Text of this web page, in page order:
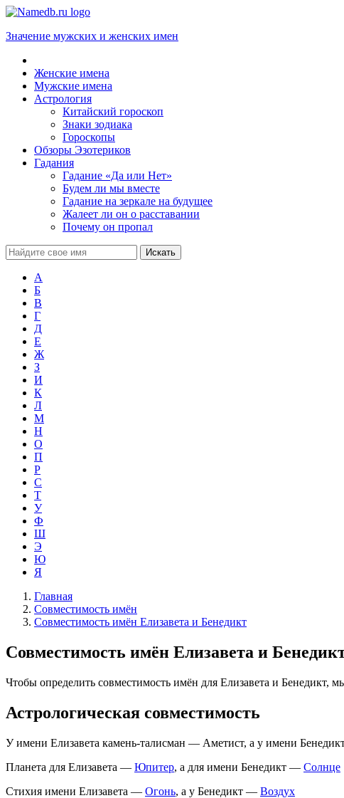
Значение мужских и женских имен
Женские имена
Мужские имена
Астрология
Китайский гороскоп
Знаки зодиака
Гороскопы
Обзоры Эзотериков
Гадания
Гадание «Да или Нет»
Будем ли мы вместе
Гадание на зеркале на будущее
Жалеет ли он о расставании
Почему он пропал
А
Б
В
Г
Д
Е
Ж
З
И
К
Л
М
Н
О
П
Р
С
Т
У
Ф
Ш
Э
Ю
Я
Главная
Совместимость имён
Совместимость имён Елизавета и Бенедикт
Совместимость имён Елизавета и
Чтобы определить совместимость имён для Елизавета и Бенедикт,
Астрологическая совместимость
У имени Елизавета камень-талисман — Аметист, а у имени
Планета для Елизавета — Юпитер, а для имени Бенедикт — Солнце
Стихия имени Елизавета — Огонь, а у Бенедикт — Воздух